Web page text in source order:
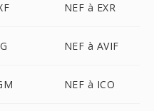
NEF à EXR
NEF à AVIF
NEF à ICO